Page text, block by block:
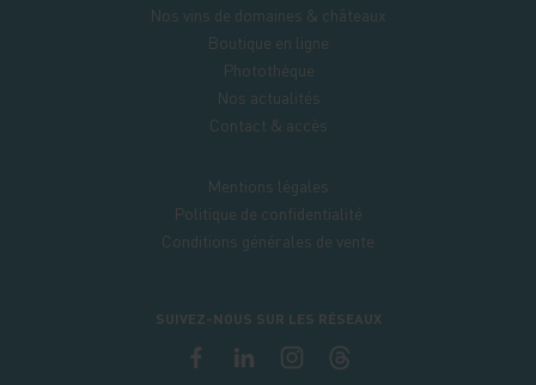
Nos vins de domaines & châteaux
Boutique en ligne
Photothèque
Nos actualités
Contact & accès
Mentions légales
Politique de confidentialité
Conditions générales de vente
SUIVEZ-NOUS SUR LES RÉSEAUX